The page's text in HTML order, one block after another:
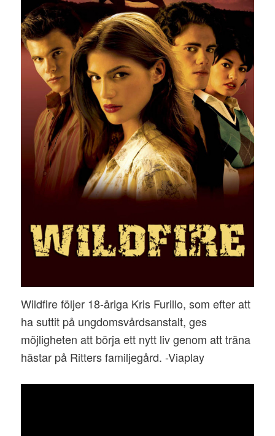
Wildfire följer 18-åriga Kris Furillo, som efter att
ha suttit på ungdomsvårdsanstalt, ges
möjligheten att börja ett nytt liv genom att träna
hästar på Ritters familjegård. -Viaplay